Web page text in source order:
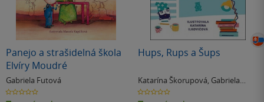
Panejo a strašidelná škola
Elvíry Moudré
Gabriela Futová
0.0
z
Hups, Rups a Šups
Katarína Škorupová, Gabriela
Futová
0.0
z